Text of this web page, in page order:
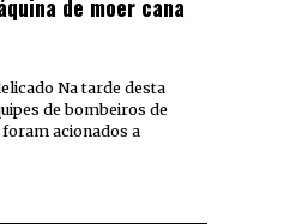
de moer cana
Na tarde desta
de bombeiros de
acionados a